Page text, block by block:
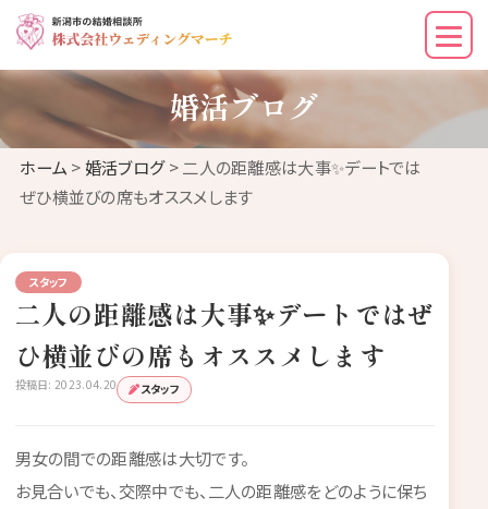
婚活ブログ
ホーム >婚活ブログ> 二人の距離感は大事✨デートでは
ぜひ横並びの席もオススメします
スタッフ
二人の距離感は大事✨デートではぜ
ひ横並びの席もオススメします
投稿日: 2023.04.20 スタッフ
男女の間での距離感は大切です。
お見合いでも、交際中でも、二人の距離感をどのように保ち